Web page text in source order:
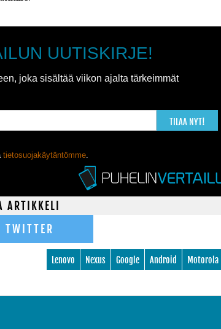
UUTISKIRJE!
joka sisältää viikon ajalta tärkeimmät
TILAA NYT!
tietosuojakäytäntömme.
ARTIKKELI
TWITTER
Motorola
Android
Google
Nexus
Lenovo